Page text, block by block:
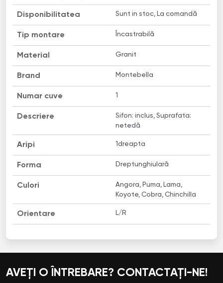
Disponibilitatea Sunt in stoc, La comandă
Tip montare Încastrabilă
Material Granit
Brand Montebella
Numar cuve 1
Descriere
Sifon: inclus, Suprafata:
netedă
Aripi 1dreapta
Forma Dreptunghiulară
Culori
Angora, Puma, Lama,
Koyote, Cobra, Chinchilla
Orientare L/R
AVEȚI O ÎNTREBARE? CONTACTAȚI-NE!